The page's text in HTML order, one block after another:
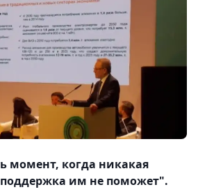
момент, когда никакая
поддержка им не поможет".